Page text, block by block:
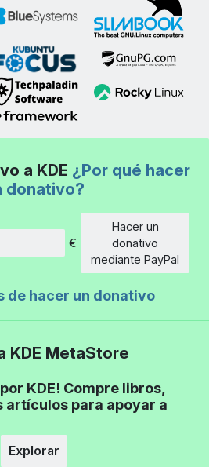
a KDE ¿Por qué hacer
donativo?
Cantidad
€
Hacer un
donativo
mediante PayPal
de hacer un donativo
KDE MetaStore
KDE! Compre libros,
artículos para apoyar a
Explorar